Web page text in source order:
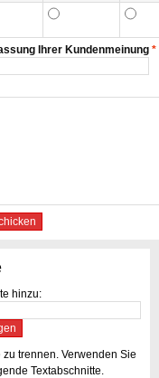
*
Ihrer Kundenmeinung
hinzu:
trennen. Verwenden Sie
Textabschnitte.